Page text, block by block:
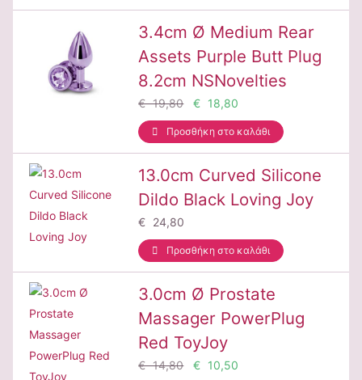
3.4cm Ø Medium Rear
Assets Purple Butt Plug
8.2cm NSNovelties
€ 19,80 € 18,80
Προσθήκη στο καλάθι
13.0cm Curved Silicone
Dildo Black Loving Joy
€ 24,80
Προσθήκη στο καλάθι
3.0cm Ø Prostate
Massager PowerPlug
Red ToyJoy
€ 14,80 € 10,50